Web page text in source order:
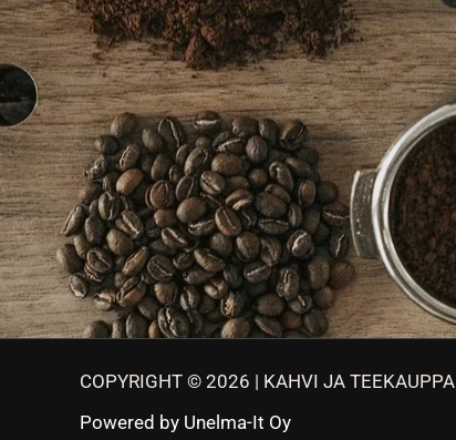
COPYRIGHT © 2026 | KAHVI JA TEEKAUPPA
Powered by Unelma-It Oy